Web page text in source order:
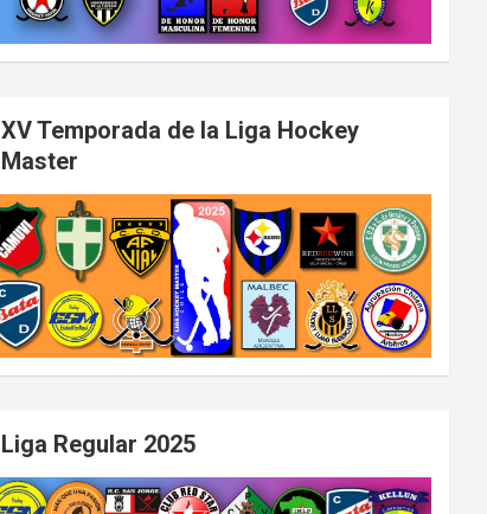
XV Temporada de la Liga Hockey
Master
Liga Regular 2025